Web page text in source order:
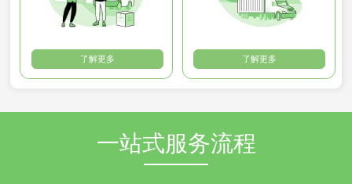
了解更多 了解更多
一站式服务流程